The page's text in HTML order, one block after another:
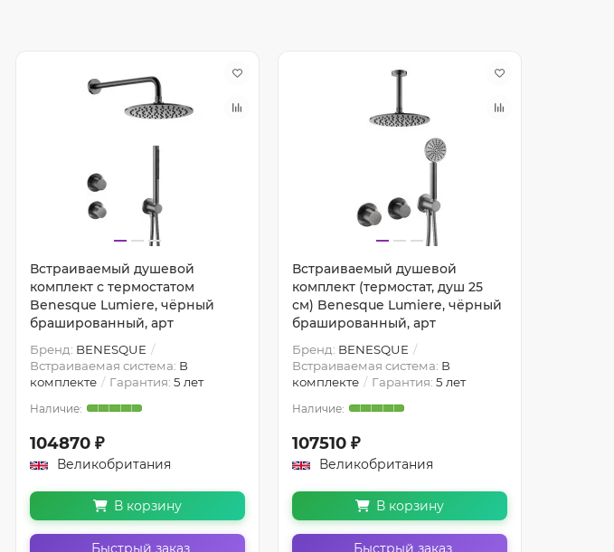
Встраиваемый душевой
комплект с термостатом
Benesque Lumiere, чёрный
брашированный, арт
Бренд: BENESQUE
Встраиваемая система: В
комплекте
Гарантия: 5 лет
104870 ₽
Великобритания
В корзину
Быстрый заказ
Встраиваемый душевой
комплект (термостат, душ 25
см) Benesque Lumiere, чёрный
брашированный, арт
Бренд: BENESQUE
Встраиваемая система: В
комплекте
Гарантия: 5 лет
107510 ₽
Великобритания
В корзину
Быстрый заказ